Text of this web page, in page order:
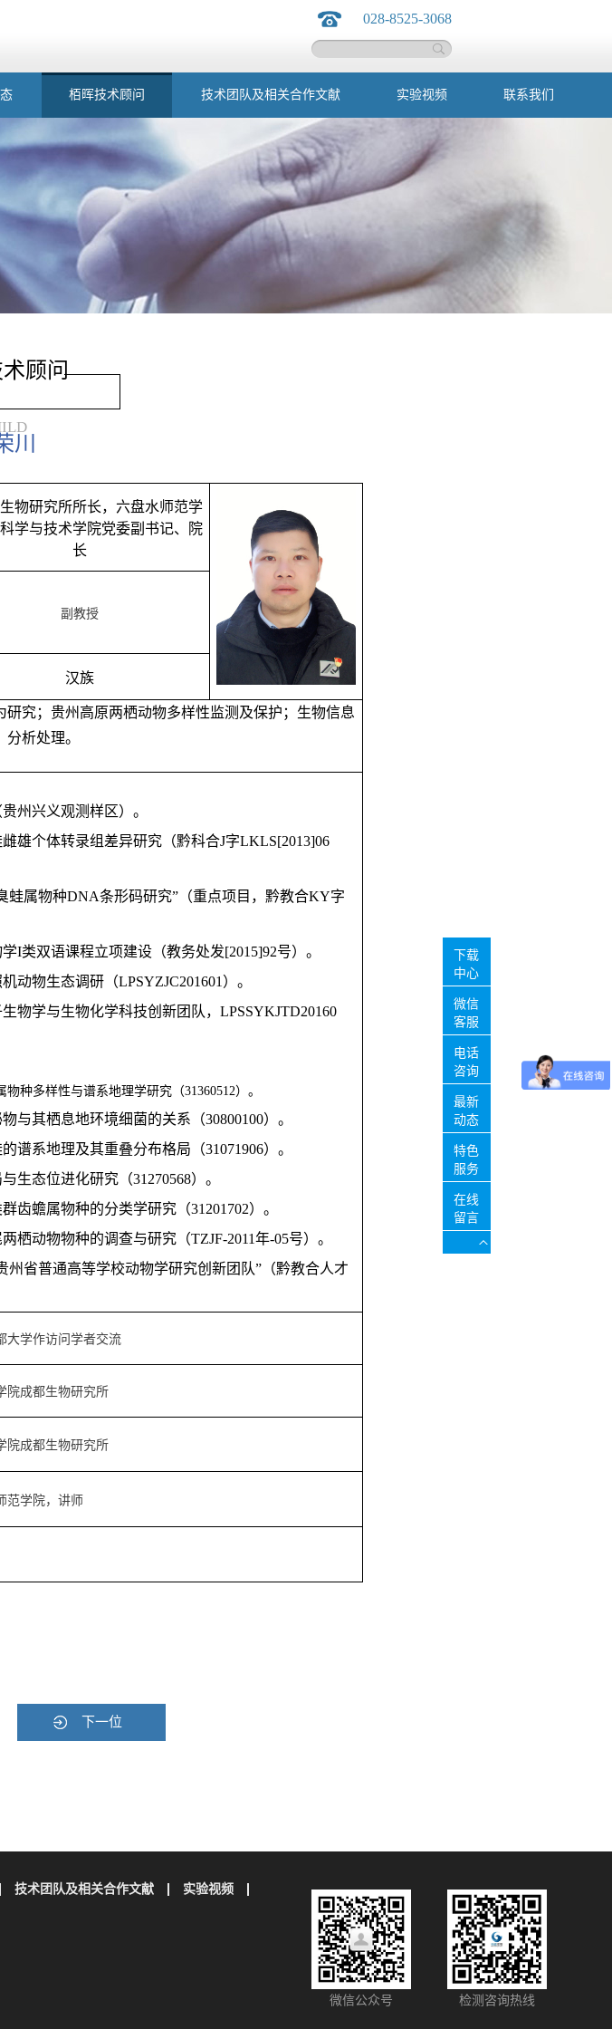
028-8525-3068
栢晖技术顾问 技术团队及相关合作文献 实验视频 联系我们
顾问
川
物研究所所长，六盘水师范学
学与技术学院党委副书记、院
长
副教授
汉族
究；贵州高原两栖动物多样性监测及保护；生物信息
分析处理。
州兴义观测样区）。
雄个体转录组差异研究（黔科合J字LKLS[2013]06
蛙属物种DNA条形码研究”（重点项目，黔教合KY字
I类双语课程立项建设（教务处发[2015]92号）。
动物生态调研（LPSYZJC201601）。
物学与生物化学科技创新团队，LPSSYKJTD20160
种多样性与谱系地理学研究（31360512）。
与其栖息地环境细菌的关系（30800100）。
谱系地理及其重叠分布格局（31071906）。
生态位进化研究（31270568）。
齿蟾属物种的分类学研究（31201702）。
栖动物物种的调查与研究（TZJF-2011年-05号）。
州省普通高等学校动物学研究创新团队”（黔教合人才
大学作访问学者交流
院成都生物研究所
院成都生物研究所
范学院，讲师
下一位
微信公众号 检测咨询热线
技术团队及相关合作文献
实验视频
下载
中心
微信
客服
电话
咨询
最新
动态
特色
服务
在线
留言